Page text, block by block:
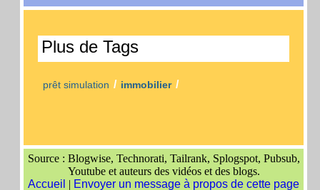
Plus de Tags
prêt simulation / immobilier /
Source : Blogwise, Technorati, Tailrank, Splogspot, Pubsub,
Youtube et auteurs des vidéos et des blogs.
Accueil | Envoyer un message à propos de cette page